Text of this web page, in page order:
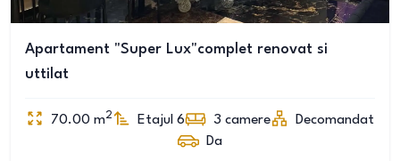
Apartament "Super Lux"complet renovat si
uttilat
70.00 m2 Etajul 6 3 camere
Decomandat
Da